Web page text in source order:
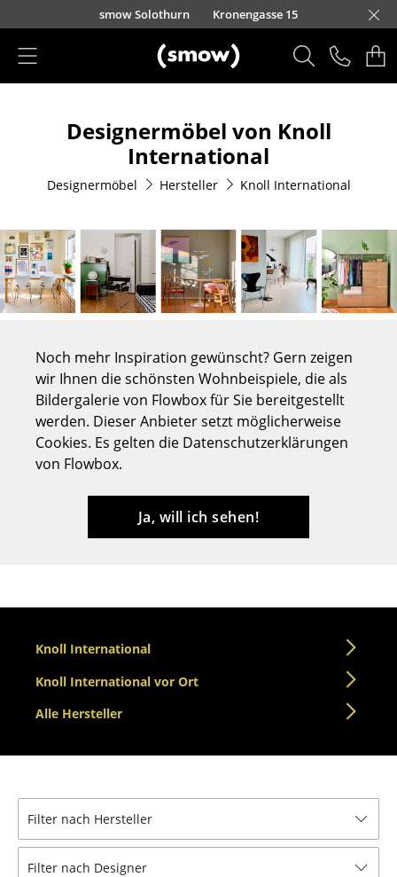
Direkt zum Inhaltsmow Solothurn Kronengasse 15
Sitzmöbel
Sessel
Loungesessel
Stühle
Freischwinger
Barhocker
Hocker
Bänke & Liegen
Sitzsäcke
Bürosessel
Tische
Esstische
Designermöbel von Knoll
International
Designermöbel Hersteller Knoll International
Noch mehr Inspiration gewünscht? Gern zeigen
wir Ihnen die schönsten Wohnbeispiele, die als
Bildergalerie von Flowbox für Sie bereitgestellt
werden. Dieser Anbieter setzt möglicherweise
Cookies. Es gelten die Datenschutzerklärungen
von Flowbox.
Ja, will ich sehen!
Knoll International
Knoll International vor Ort
Alle Hersteller
Filter nach Hersteller
Filter nach Designer